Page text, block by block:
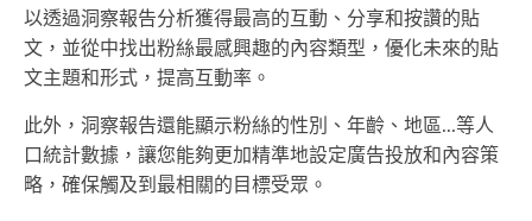
以透過洞察報告分析獲得最高的互動、分享和按讚的貼
文，並從中找出粉絲最感興趣的內容類型，優化未來的貼
文主題和形式，提高互動率。
此外，洞察報告還能顯示粉絲的性別、年齡、地區...等人
口統計數據，讓您能夠更加精準地設定廣告投放和內容策
略，確保觸及到最相關的目標受眾。